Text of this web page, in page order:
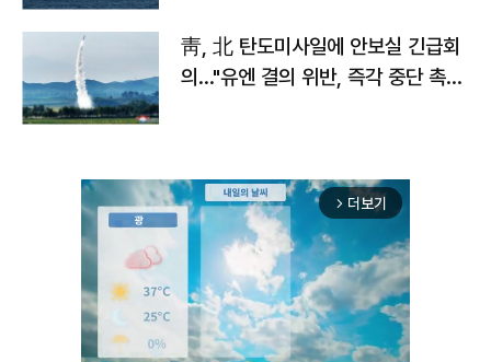
靑, 北 탄도미사일에 안보실 긴급회
의…"유엔 결의 위반, 즉각 중단 촉
arrow_forward_ios 더보기